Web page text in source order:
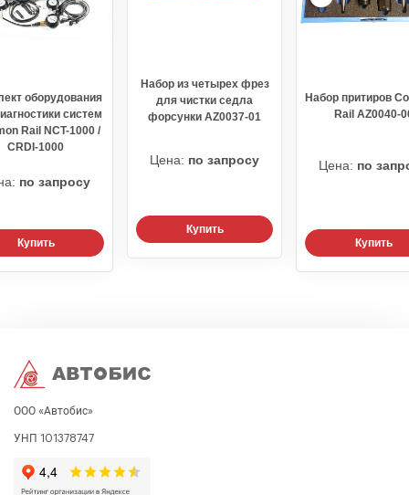
оборудования
систем
Rail NCT-1000 /
CRDI-1000
по запросу
Купить
Набор из четырех фрез
для чистки седла
форсунки AZ0037-01
Цена: по запросу
Купить
Набор притиров
Rail AZ0040-
Цена: по
Купить
ООО «Автобис»
УНП 101378747